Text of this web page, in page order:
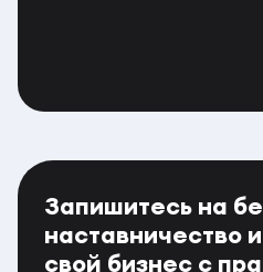
Запишитесь на
наставничество
свой бизнес с